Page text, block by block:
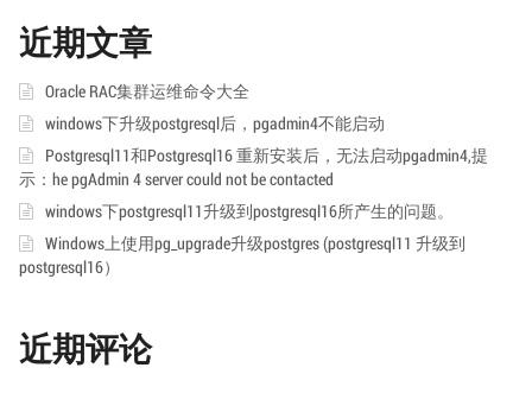
近期文章
Oracle RAC集群运维命令大全
windows下升级postgresql后，pgadmin4不能启动
Postgresql11和Postgresql16 重新安装后，无法启动pgadmin4,提
示：he pgAdmin 4 server could not be contacted
windows下postgresql11升级到postgresql16所产生的问题。
Windows上使用pg_upgrade升级postgres (postgresql11 升级到
postgresql16）
近期评论